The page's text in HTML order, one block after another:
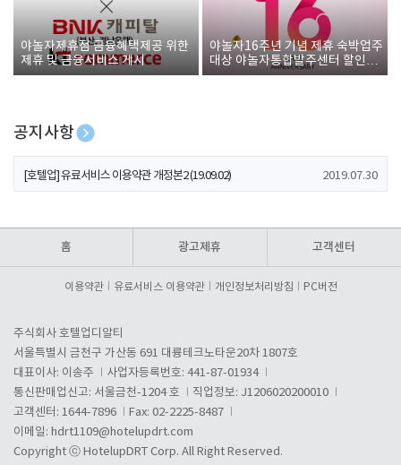
야놀자제휴점 금융혜택제공 위한
제휴 및 금융서비스 게시
야놀자16주년 기념 제휴 숙박업주
대상 야놀자통합발주센터 할인쿠
폰 증정
공지사항
[호텔업] 개인정보 처리방침 개정본1 (19.09.02)
[호텔업] 유료서비스 이용약관 개정본2 (19.09.02) 2019.07.30
홈 광고제휴 고객센터
이용약관 유료서비스 이용약관 개인정보처리방침 PC버전
주식회사 호텔업디알티
서울특별시 금천구 가산동 691 대륭테크노타운20차 1807호
대표이사: 이송주
사업자등록번호: 441-87-01934
통신판매업신고: 서울금천-1204 호
직업정보: J1206020200010
고객센터: 1644-7896
Fax: 02-2225-8487
이메일: hdrt1109@hotelupdrt.com
Copyright ⓒ HotelupDRT Corp. All Right Reserved.